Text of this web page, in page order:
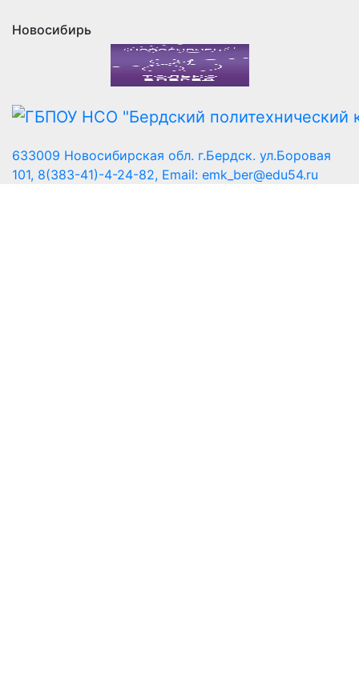
Новосибирь
633009 Новосибирская обл. г.Бердск. ул.Боровая
101, 8(383-41)-4-24-82, Email: emk_ber@edu54.ru